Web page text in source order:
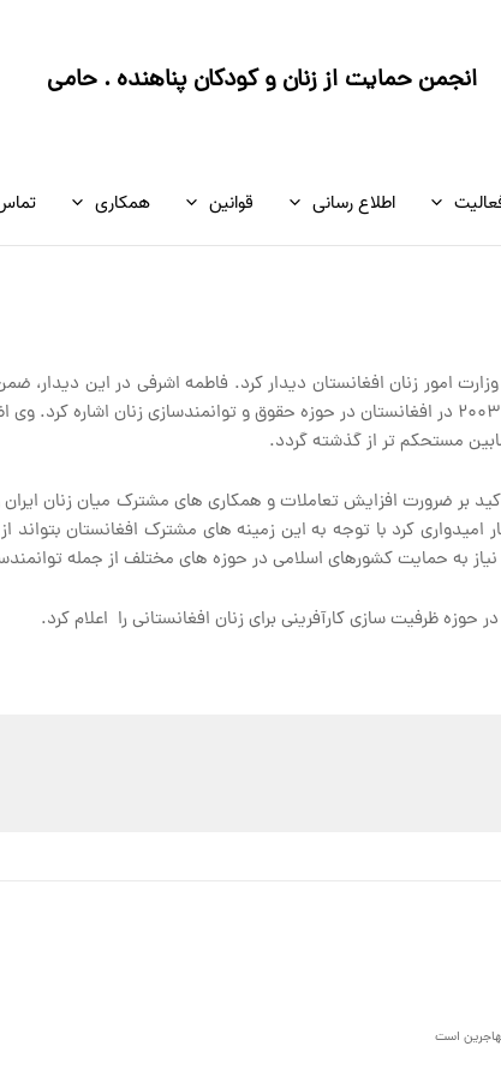
انجمن حمایت از زنان و کودکان پناهنده . حامی
اطلاع رسانی قوانین همکاری
امور زنان افغانستان دیدار کرد. فاطمه اشرفی در این
مهاجر در ایران، به فعالیت های گسترده این انجمن از سال ۲۰۰۳ در افغانستان در حوزه حقوق و
مستحکم تر از گذشته گردد.
بر ضرورت افزایش تعاملات و همکاری های مشترک میان زنان ایران
کرد با توجه به این زمینه های مشترک افغانستان بتواند
به حمایت کشورهای اسلامی در حوزه های مختلف از جمله
ظرفیت سازی کارآفرینی برای زنان افغانستانی را اعلام کرد.
است